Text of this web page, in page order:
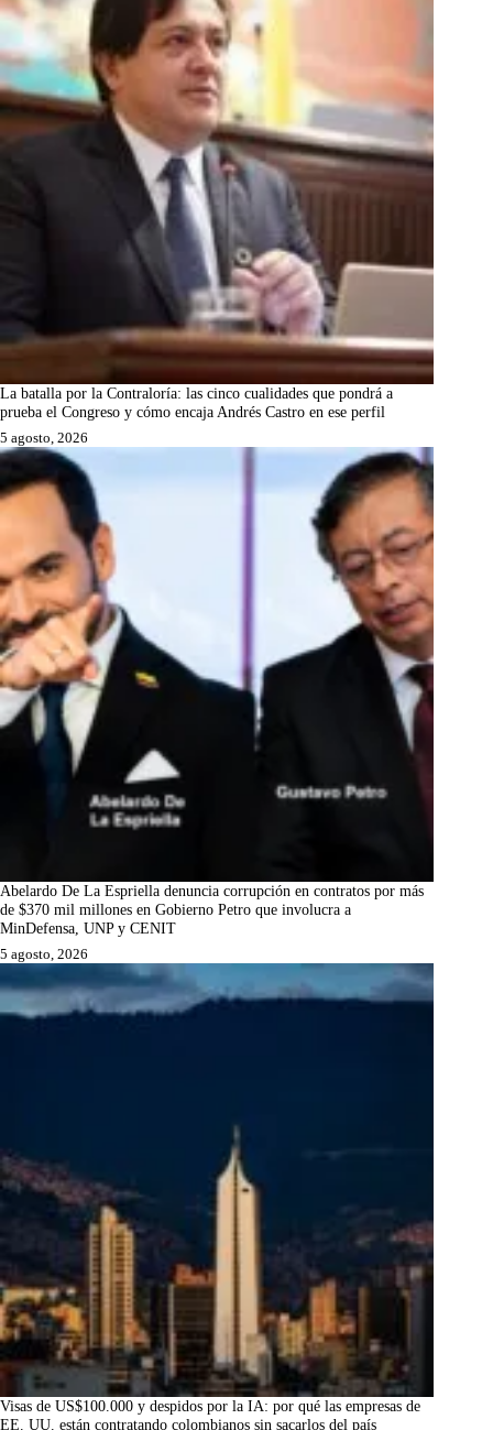
La batalla por la Contraloría: las cinco cualidades que pondrá a
prueba el Congreso y cómo encaja Andrés Castro en ese perfil
5 agosto, 2026
Abelardo De La Espriella denuncia corrupción en contratos por más
de $370 mil millones en Gobierno Petro que involucra a
MinDefensa, UNP y CENIT
5 agosto, 2026
Visas de US$100.000 y despidos por la IA: por qué las empresas de
EE. UU. están contratando colombianos sin sacarlos del país